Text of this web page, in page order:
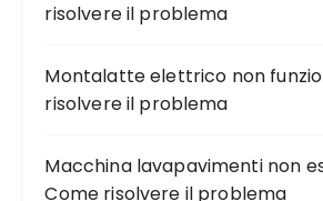
risolvere il problema
Montalatte elettrico non
risolvere il problema
Macchina lavapavimenti non
Come risolvere il problema